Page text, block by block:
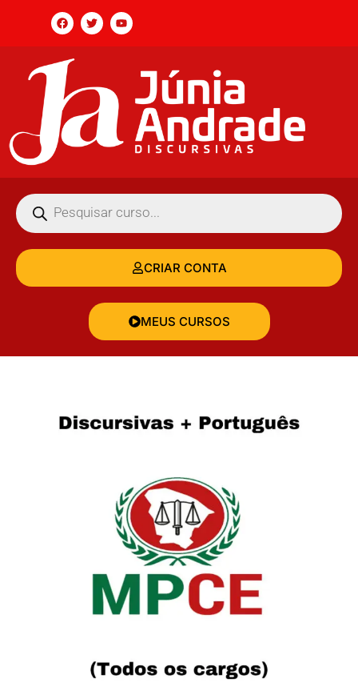
CRIAR CONTA
MEUS CURSOS